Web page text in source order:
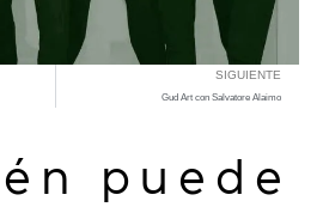
SIGUIENTE
Gud Art con Salvatore Alaimo
puede